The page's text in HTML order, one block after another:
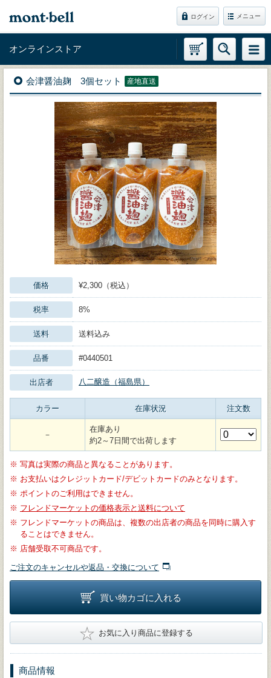
ログイン メニュー
オンラインストア
会津醤油麹 3個セット 産地直送
価格 ¥2,300（税込）
税率 8%
送料 送料込み
品番 #0440501
出店者 八二醸造（福島県）
カラー 在庫状況 注文数
－
在庫あり
約2～7日間で出荷します
※ 写真は実際の商品と異なることがあります。
※ お支払いはクレジットカード/デビットカードのみとなります。
※ ポイントのご利用はできません。
※ フレンドマーケットの価格表示と送料について
※ フレンドマーケットの商品は、複数の出店者の商品を同時に購入す
ることはできません。
※ 店舗受取不可商品です。
ご注文のキャンセルや返品・交換について
買い物カゴに入れる
★ お気に入り商品に登録する
商品情報